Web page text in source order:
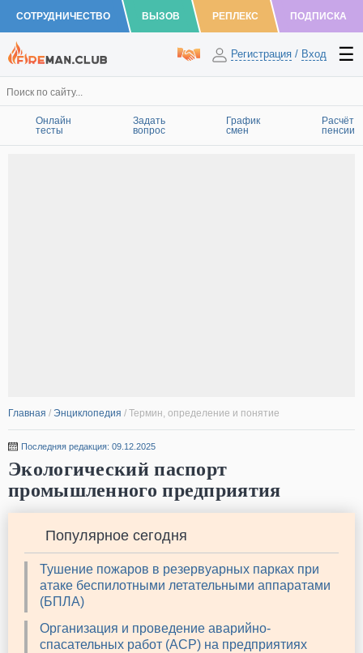
СОТРУДНИЧЕСТВО ВЫЗОВ РЕПЛЕКС ПОДПИСКА
Регистрация / Вход
Онлайн
тесты
Задать
вопрос
График
смен
Расчёт
пенсии
Главная / Энциклопедия / Термин, определение и понятие
Последняя редакция: 09.12.2025
Экологический паспорт
промышленного предприятия
Популярное сегодня
Тушение пожаров в резервуарных парках при
атаке беспилотными летательными аппаратами
(БПЛА)
Организация и проведение аварийно-
спасательных работ (АСР) на предприятиях